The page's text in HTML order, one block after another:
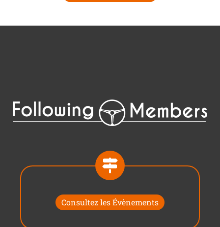
Consultez les Évènements